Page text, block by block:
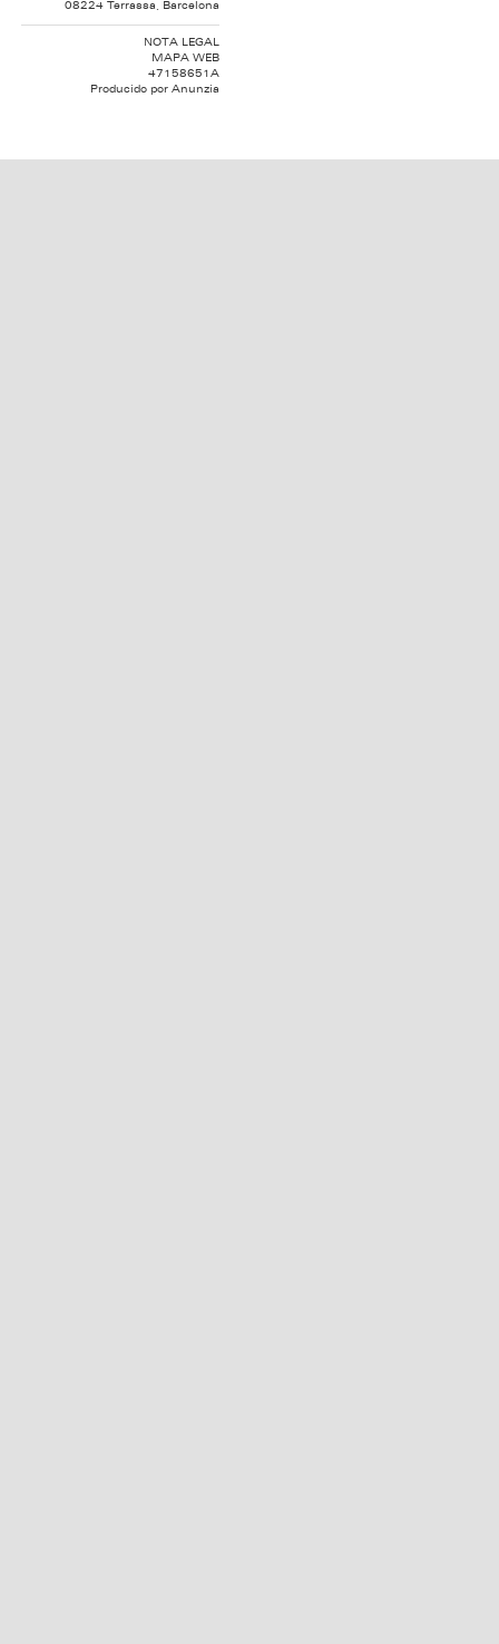
08224 Terrassa, Barcelona
NOTA LEGAL
MAPA WEB
47158651A
Producido por Anunzia